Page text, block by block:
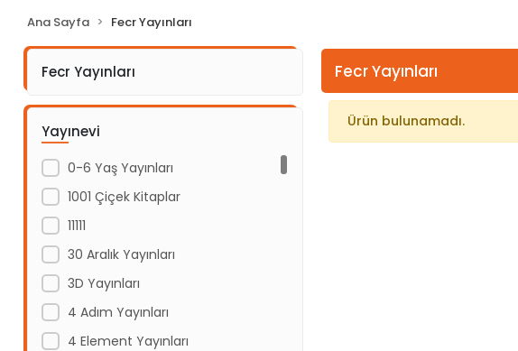
Ana Sayfa Fecr Yayınları
Fecr Yayınları
Yayınevi
0-6 Yaş Yayınları
1001 Çiçek Kitaplar
11111
30 Aralık Yayınları
3D Yayınları
4 Adım Yayınları
4 Element Yayınları
Fecr Yayınları
Ürün bulunamadı.